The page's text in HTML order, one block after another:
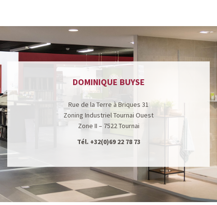
DOMINIQUE BUYSE
Rue de la Terre à Briques 31
Zoning Industriel Tournai Ouest
Zone II – 7522 Tournai
Tél. +32(0)69 22 78 73